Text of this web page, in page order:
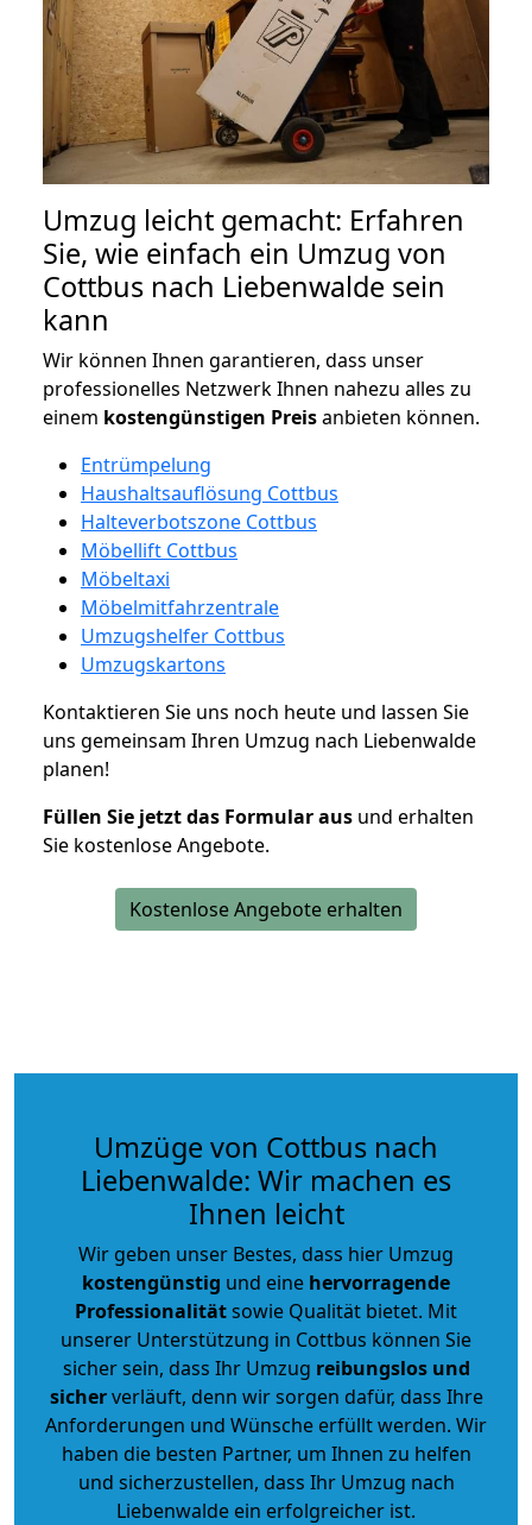
Umzug leicht gemacht: Erfahren
Sie, wie einfach ein Umzug von
Cottbus nach Liebenwalde sein
kann
Wir können Ihnen garantieren, dass unser
professionelles Netzwerk Ihnen nahezu alles zu
einem kostengünstigen Preisanbieten können.
Entrümpelung
Haushaltsauflösung Cottbus
Halteverbotszone Cottbus
Möbellift Cottbus
Möbeltaxi
Möbelmitfahrzentrale
Umzugshelfer Cottbus
Umzugskartons
Kontaktieren Sie uns noch heute und lassen Sie
uns gemeinsam Ihren Umzug nach Liebenwalde
planen!
Füllen Sie jetzt das Formular aus und erhalten
Sie kostenlose Angebote.
Kostenlose Angebote erhalten
Umzüge von Cottbus nach
Liebenwalde: Wir machen es
Ihnen leicht
Wir geben unser Bestes, dass hier Umzug
kostengünstig und eine hervorragende
Professionalitätsowie Qualität bietet. Mit
unserer Unterstützung in Cottbus können Sie
sicher sein, dass Ihr Umzug reibungslos und
sicherverläuft, denn wir sorgen dafür, dass Ihre
Anforderungen und Wünsche erfüllt werden. Wir
haben die besten Partner, um Ihnen zu helfen
und sicherzustellen, dass Ihr Umzug nach
Liebenwalde ein erfolgreicher ist.